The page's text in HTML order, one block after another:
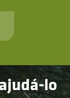
lo